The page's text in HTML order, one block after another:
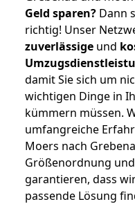
Geld sparen? Dann
richtig! Unser
zuverlässige und
damit Sie sich um
wichtigen Dinge in
kümmern müssen.
umfangreiche
Moers nach
Größenordnung
garantieren, dass
passende Lösung